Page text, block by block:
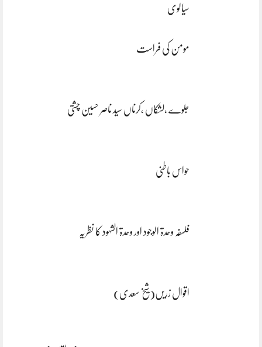
سیالوی
مومن کی فراست
جلوے ،لشکاں ،کرناں سید ناصر حسین چشتی
حواس باطنی
فلسفہ وحدۃ الوجود اور وحدۃ الشہود کا نظریہ
اقوال زریں(شیخ سعدی)